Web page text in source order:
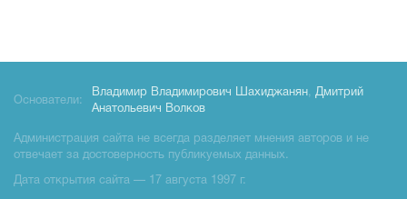
Основатели:
Владимир Владимирович Шахиджанян, Дмитрий
Анатольевич Волков
Администрация сайта не всегда разделяет мнения авторов и не
отвечает за достоверность публикуемых данных.
Дата открытия сайта — 17 августа 1997 г.